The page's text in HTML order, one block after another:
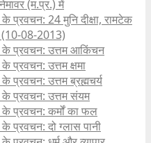
(म.प्र.) में
प्रवचन: 24 मुनि दीक्षा, रामटेक
(10-08-2013)
के प्रवचन: उत्तम आकिंचन
प्रवचन: उत्तम क्षमा
प्रवचन: उत्तम ब्रह्मचर्य
के प्रवचन: उत्तम संयम
के प्रवचन: कर्मों का फल
प्रवचन: दो ग्लास पानी